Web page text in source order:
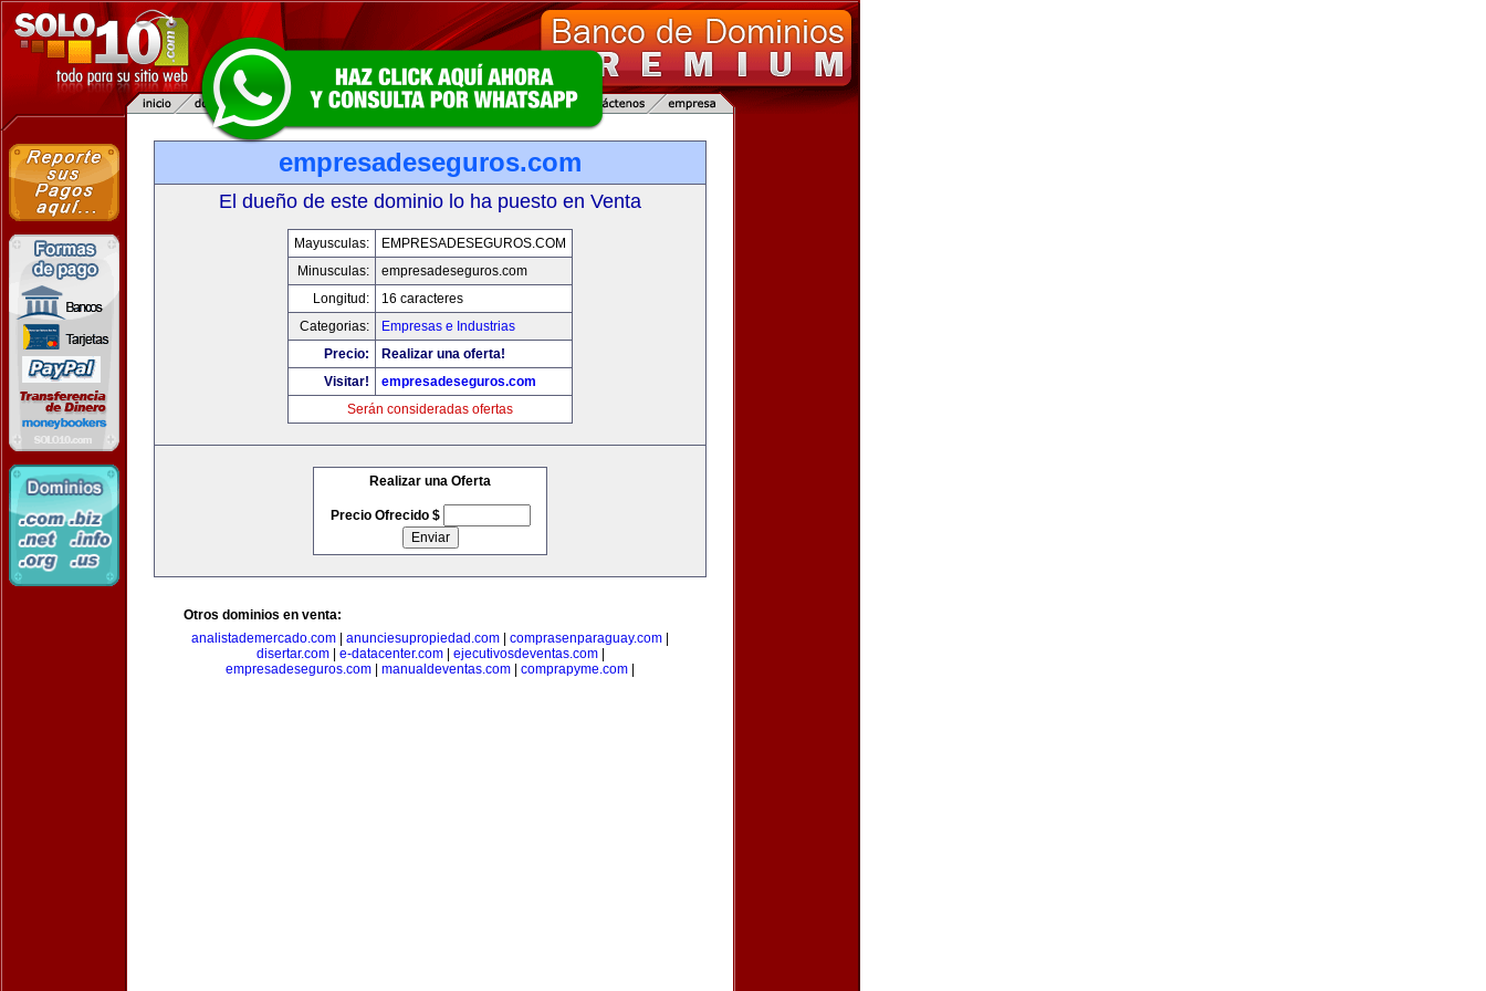
empresadeseguros.com
El dueño de este dominio lo ha puesto en Venta
Mayusculas:
EMPRESADESEGUROS.COM
Minusculas:
empresadeseguros.com
Longitud:
16 caracteres
Categorias:
Empresas e Industrias
Precio:
Realizar una oferta!
Visitar!
empresadeseguros.com
Serán consideradas ofertas
Realizar una Oferta
Precio Ofrecido $
Otros dominios en venta:
analistademercado.com
anunciesupropiedad.com comprasenparaguay.com
disertar.com| e-datacenter.com| ejecutivosdeventas.com|
empresadeseguros.com
manualdeventas.com comprapyme.com